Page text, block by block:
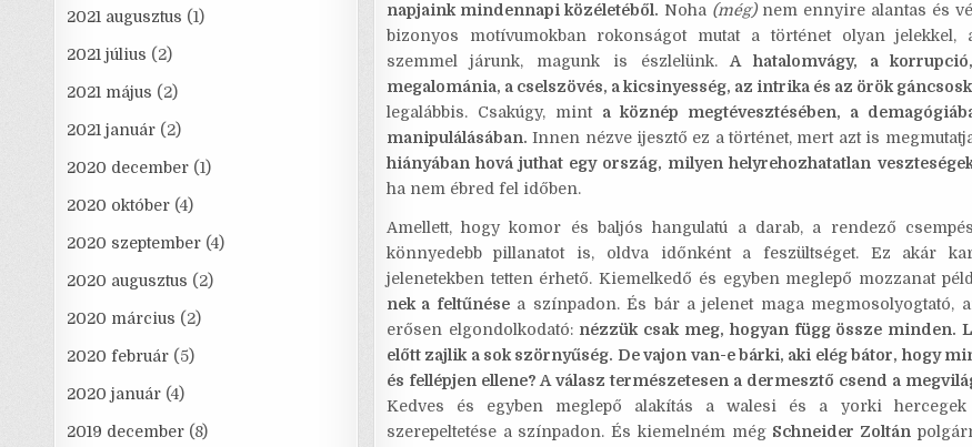
napjaink mindennapi közéletéből. Noha (még)nem ennyire alantas és
bizonyos motívumokban rokonságot mutat a történet olyan jelekkel,
szemmel járunk, magunk is észlelünk.A hatalomvágy, a
megalománia, a cselszövés, a kicsinyesség, az intrika és az örök
legalábbis. Csakúgy, mint a köznép megtévesztésében, a
manipulálásában. Innen nézve ijesztő ez a történet, mert azt is
hiányában hová juthat egy ország, milyen helyrehozhatatlan
ha nem ébred fel időben.
Amellett, hogy komor és baljós hangulatú a darab, a rendező
könnyedebb pillanatot is, oldva időnként a feszültséget. Ez akár
jelenetekben tetten érhető. Kiemelkedő és egyben meglepő mozzanat
nek a feltűnésea színpadon. És bár a jelenet maga megmosolyogtató,
erősen elgondolkodató: nézzük csak meg, hogyan függ össze minden.
előtt zajlik a sok szörnyűség. De vajon van-e bárki, aki elég bátor, hogy
és fellépjen ellene? A válasz természetesen a dermesztő csend a
Kedves és egyben meglepő alakítás a walesi és a yorki hercegek
szerepeltetése a színpadon. És kiemelném még Schneider Zoltán
2021 augusztus (1)
2021 július (2)
2021 május (2)
2021 január (2)
2020 december (1)
2020 október (4)
2020 szeptember (4)
2020 augusztus (2)
2020 március (2)
2020 február (5)
2020 január (4)
2019 december (8)